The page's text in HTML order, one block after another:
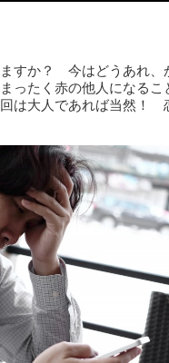
すか？ 今はどうあれ、
ったく赤の他人になる
は大人であれば当然！